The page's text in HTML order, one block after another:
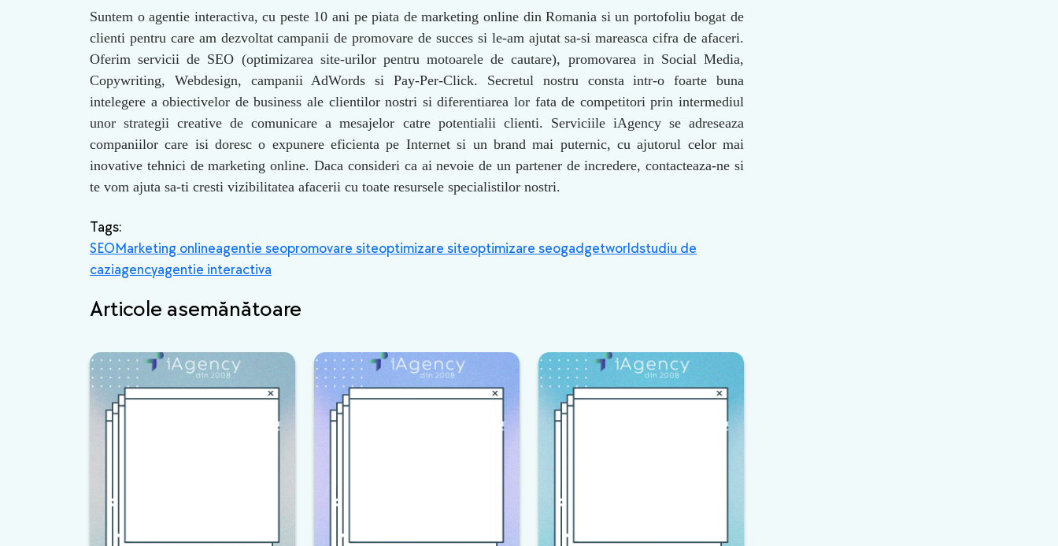
Suntem o agentie interactiva, cu peste 10 ani pe piata de marketing online din Romania si un portofoliu bogat de
clienti pentru care am dezvoltat campanii de promovare de succes si le-am ajutat sa-si mareasca cifra de afaceri.
Oferim servicii de SEO (optimizarea site-urilor pentru motoarele de cautare), promovarea in Social Media,
Copywriting, Webdesign, campanii AdWords si Pay-Per-Click. Secretul nostru consta intr-o foarte buna
intelegere a obiectivelor de business ale clientilor nostri si diferentiarea lor fata de competitori prin intermediul
unor strategii creative de comunicare a mesajelor catre potentialii clienti. Serviciile iAgency se adreseaza
companiilor care isi doresc o expunere eficienta pe Internet si un brand mai puternic, cu ajutorul celor mai
inovative tehnici de marketing online. Daca consideri ca ai nevoie de un partener de incredere, contacteaza-ne si
te vom ajuta sa-ti cresti vizibilitatea afacerii cu toate resursele specialistilor nostri.
Tags:
SEOMarketing onlineagentie seopromovare siteoptimizare siteoptimizare seogadgetworldstudiu de
caziagencyagentie interactiva
Articole asemănătoare